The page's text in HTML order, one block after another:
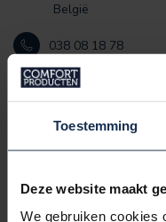
Toestemming
Deze website maakt
We gebruiken cookies
038 08 18 78
info@comfort-
Numéro de taxe:
België